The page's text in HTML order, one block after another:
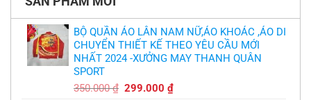
lại
trích
cầu
thủ,
thừa
nhận
sự
thật
chát
Thiết
và
in
áo
bóng
chuyền
theo
yêu
,thiết
BỘ QUẦN ÁO LÂN NAM NỮ,ÁO KHOÁC ,ÁO DI
CHUYỂN THIẾT KẾ THEO YÊU CẦU MỚI
NHẤT 2024 -XƯỞNG MAY THANH QUÂN
SPORT
350.000₫ Giá
299.000₫Giá